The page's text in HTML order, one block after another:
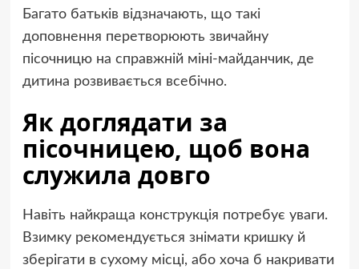
Багато батьків відзначають, що такі
доповнення перетворюють звичайну
пісочницю на справжній міні-майданчик, де
дитина розвивається всебічно.
Як доглядати за
пісочницею, щоб вона
служила довго
Навіть найкраща конструкція потребує уваги.
Взимку рекомендується знімати кришку й
зберігати в сухому місці, або хоча б накривати